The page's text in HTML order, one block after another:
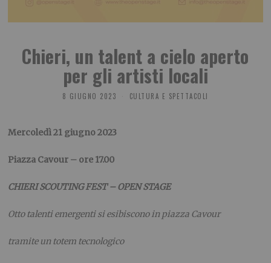
Chieri, un talent a cielo aperto
per gli artisti locali
8 GIUGNO 2023 CULTURA E SPETTACOLI
Mercoledì 21 giugno 2023
Piazza Cavour – ore 17.00
CHIERI SCOUTING FEST – OPEN STAGE
Otto talenti emergenti si esibiscono in piazza Cavour
tramite un totem tecnologico